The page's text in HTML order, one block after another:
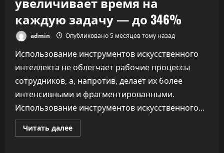
каждую задачу — до 346%
admin Опубликовано 5 месяцев тому назад
Использование инструментов искусственного
интеллекта не облегчает рабочие процессы
сотрудников, а, напротив, делает их более
интенсивными и фрагментированными.
Использование инструментов искусственного...
Читать далееПрочитать
больше